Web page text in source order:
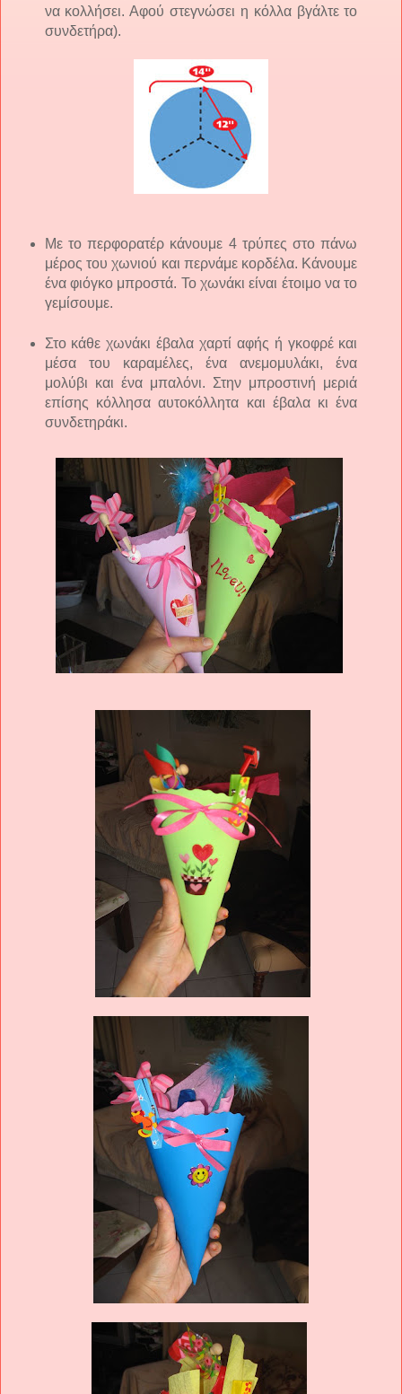
να κολλήσει. Αφού στεγνώσει η κόλλα βγάλτε το
συνδετήρα).
Με το περφορατέρ κάνουμε 4 τρύπες στο πάνω
μέρος του χωνιού και περνάμε κορδέλα. Κάνουμε
ένα φιόγκο μπροστά. Το χωνάκι είναι έτοιμο να το
γεμίσουμε.
Στο κάθε χωνάκι έβαλα χαρτί αφής ή γκοφρέ και
μέσα του καραμέλες, ένα ανεμομυλάκι, ένα
μολύβι και ένα μπαλόνι. Στην μπροστινή μεριά
επίσης κόλλησα αυτοκόλλητα και έβαλα κι ένα
συνδετηράκι.